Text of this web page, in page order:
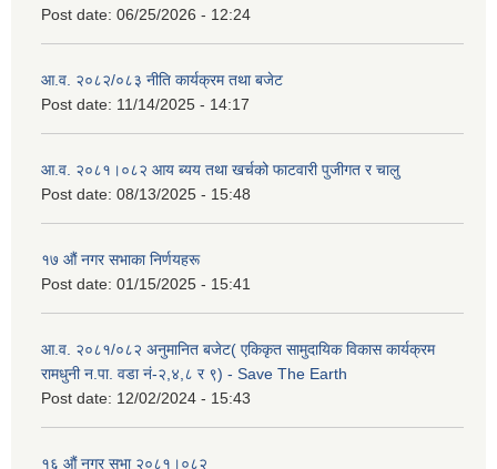
Post date: 06/25/2026 - 12:24
आ.व. २०८२/०८३ नीति कार्यक्रम तथा बजेट
Post date: 11/14/2025 - 14:17
आ.व. २०८१।०८२ आय ब्यय तथा खर्चको फाटवारी पुजीगत र चालु
Post date: 08/13/2025 - 15:48
१७ औं नगर सभाका निर्णयहरू
Post date: 01/15/2025 - 15:41
आ.व. २०८१/०८२ अनुमानित बजेट( एकिकृत सामुदायिक विकास कार्यक्रम
रामधुनी न.पा. वडा नं-२,४,८ र ९) - Save The Earth
Post date: 12/02/2024 - 15:43
१६ औं नगर सभा २०८१।०८२